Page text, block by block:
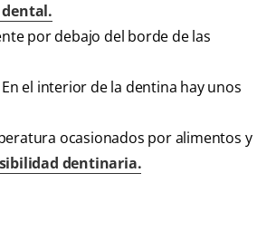
por debajo del borde de las
el interior de la dentina hay unos
ocasionados por alimentos y
dentinaria.